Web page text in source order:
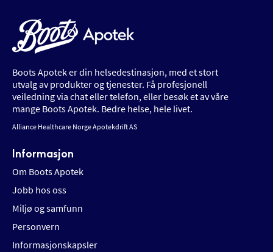
Boots Apotek er din helsedestinasjon, med et stort
utvalg av produkter og tjenester. Få profesjonell
veiledning via chat eller telefon, eller besøk et av våre
mange Boots Apotek. Bedre helse, hele livet.
Alliance Healthcare Norge Apotekdrift AS
Informasjon
Om Boots Apotek
Jobb hos oss
Miljø og samfunn
Personvern
Informasjonskapsler